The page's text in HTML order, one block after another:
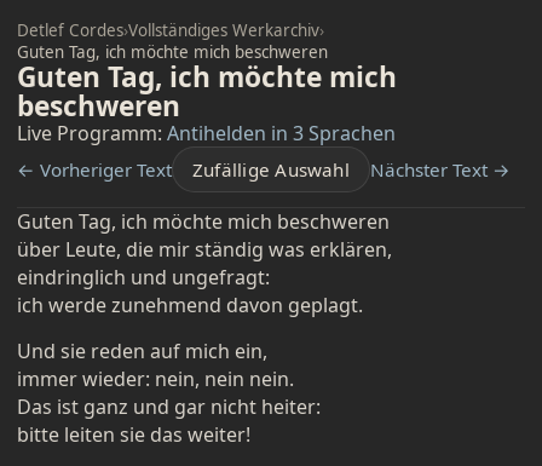
Detlef Cordes›Vollständiges Werkarchiv›
Guten Tag, ich möchte mich beschweren
Guten Tag, ich möchte mich
beschweren
Live Programm: Antihelden in 3 Sprachen
← Vorheriger Text Zufällige Auswahl Nächster Text →
Guten Tag, ich möchte mich beschweren
über Leute, die mir ständig was erklären,
eindringlich und ungefragt:
ich werde zunehmend davon geplagt.
Und sie reden auf mich ein,
immer wieder: nein, nein nein.
Das ist ganz und gar nicht heiter:
bitte leiten sie das weiter!